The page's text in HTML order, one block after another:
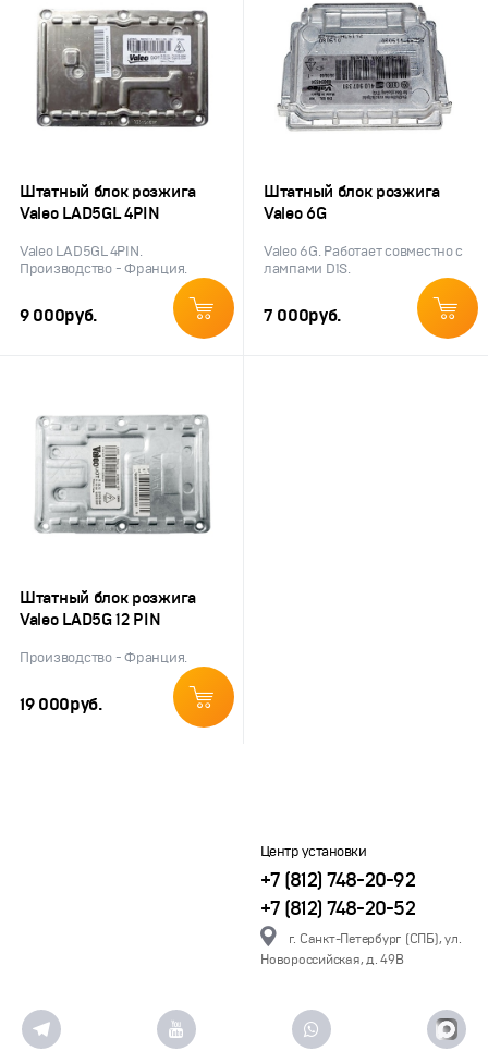
Штатный блок розжига
Valeo LAD5GL 4PIN
Valeo LAD5GL 4PIN.
Производство - Франция.
9 000руб.
Штатный блок розжига
Valeo 6G
Valeo 6G. Работает совместно с
лампами D1S.
7 000руб.
Штатный блок розжига
Valeo LAD5G 12 PIN
Производство - Франция.
19 000руб.
Центр установки
+7 (812) 748-20-92
+7 (812) 748-20-52
г. Санкт-Петербург (СПБ), ул.
Новороссийская, д. 49В